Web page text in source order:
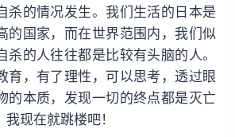
杀的情况发生。我们生活的日本是
的国家，而在世界范围内，我们似
杀的人往往都是比较有头脑的人。
育，有了理性，可以思考，透过眼
的本质，发现一切的终点都是灭亡
现在就跳楼吧！